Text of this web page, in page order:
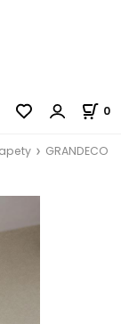
0
GRANDECO